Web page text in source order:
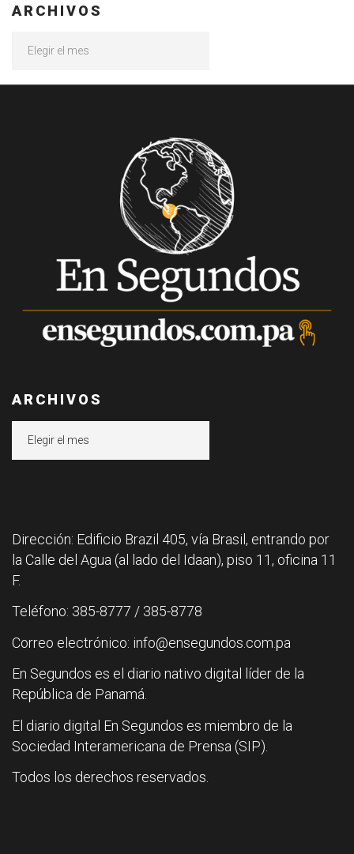
ARCHIVOS
ARCHIVOS
Dirección: Edificio Brazil 405, vía Brasil, entrando por
la Calle del Agua (al lado del Idaan), piso 11, oficina 11
F.
Teléfono: 385-8777 / 385-8778
Correo electrónico: info@ensegundos.com.pa
En Segundos es el diario nativo digital líder de la
República de Panamá.
El diario digital En Segundos es miembro de la
Sociedad Interamericana de Prensa (SIP).
Todos los derechos reservados.